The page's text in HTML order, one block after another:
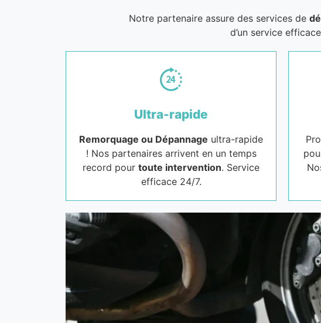
Notre partenaire assure des services de
d’un service
Ultra-rapide
Remorquage ou Dépannage ultra-rapide
! Nos partenaires arrivent en un temps
record pour toute intervention. Service
efficace 24/7.